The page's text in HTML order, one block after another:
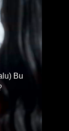
Bu